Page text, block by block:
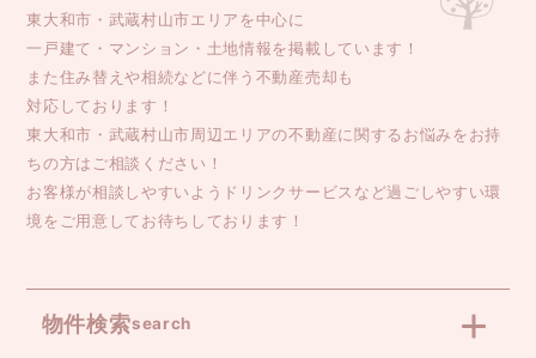
東大和市・武蔵村山市エリアを中心に
一戸建て・マンション・土地情報を掲載しています！
また住み替えや相続などに伴う不動産売却も
対応しております！
東大和市・武蔵村山市周辺エリアの不動産に関するお悩みをお持
ちの方はご相談ください！
お客様が相談しやすいようドリンクサービスなど過ごしやすい環
境をご用意してお待ちしております！
物件検索search